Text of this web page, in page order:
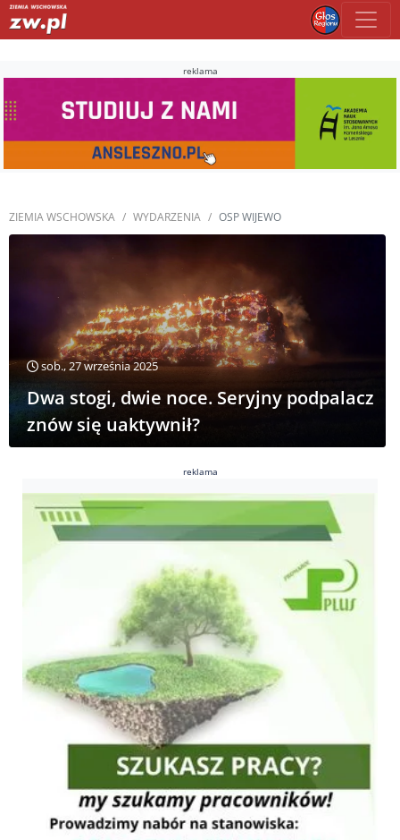
reklama
ZIEMIA WSCHOWSKA WYDARZENIA OSP WIJEWO
sob., 27 września 2025
Dwa stogi, dwie noce. Seryjny podpalacz
znów się uaktywnił?
reklama